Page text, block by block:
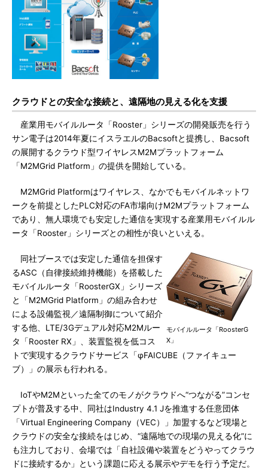
クラウドとの安全な接続と、遠隔地の見える化を支援
産業用モバイルルータ「Rooster」シリーズの開発販売を行う
サン電子は2014年夏にイスラエルのBacsoftと提携し、Bacsoft
の展開するクラウド型ワイヤレスM2Mプラットフォーム
「M2MGrid Platform」の提供を開始している。
M2MGrid Platformはワイヤレス、なかでもモバイルネットワ
ークを前提としたPLC対応のFA市場向けM2Mプラットフォーム
であり、無人環境でも安定した通信を実現する産業用モバイルル
ータ「Rooster」シリーズとの相性が良いといえる。
モバイルルータ「RoosterG
X」
同社ブースでは安定した通信を担保す
るASC（自律接続維持機能）を搭載した
モバイルルータ「RoosterGX」シリーズ
と「M2MGrid Platform」の組み合わせ
による設備監視／遠隔制御について紹介
する他、LTE/3Gデュアル対応M2Mルー
タ「Rooster RX」、装置監視を低コス
トで実現するクラウドサービス「φFAICUBE（ファイキュー
ブ）」の展示も行われる。
IoTやM2Mといった全てのモノがクラウドへ“つながる”コンセ
プトが普及する中、同社はIndustry 4.1 Jを推進する任意団体
「Virtual Engineering Company（VEC）」加盟するなど現場と
クラウドの安全な接続をはじめ、“遠隔地での現場の見える化”に
も注力しており、会場では「自社設備や装置をどうやってクラウ
ドに接続するか」という課題に応える展示やデモを行う予定だ。